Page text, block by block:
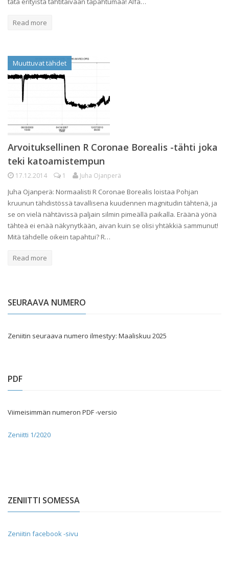
Read more
Muuttuvat tähdet
Arvoituksellinen R Coronae Borealis -tähti joka
teki katoamistempun
17.12.2014 1 Juha Ojanperä
Juha Ojanperä: Normaalisti R Coronae Borealis loistaa Pohjan
kruunun tähdistössä tavallisena kuudennen magnitudin tähtenä, ja
se on vielä nähtävissä paljain silmin pimeällä paikalla. Eräänä yönä
tähteä ei enää näkynytkään, aivan kuin se olisi yhtäkkiä sammunut!
Mitä tähdelle oikein tapahtui? R…
Read more
SEURAAVA NUMERO
Zeniitin seuraava numero ilmestyy: Maaliskuu 2025
PDF
Viimeisimmän numeron PDF -versio
Zeniitti 1/2020
ZENIITTI SOMESSA
Zeniitin facebook -sivu